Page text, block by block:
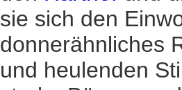
sie sich den
donnerähnliches
und heulenden